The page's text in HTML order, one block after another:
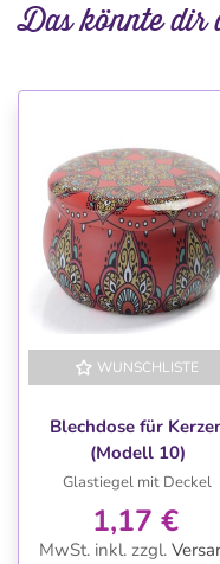
Das könnte dir
WUNSCHLISTE
Blechdose für
(Modell 10)
Glastiegel mit Deckel
1,17 €
MwSt. inkl. zzgl.